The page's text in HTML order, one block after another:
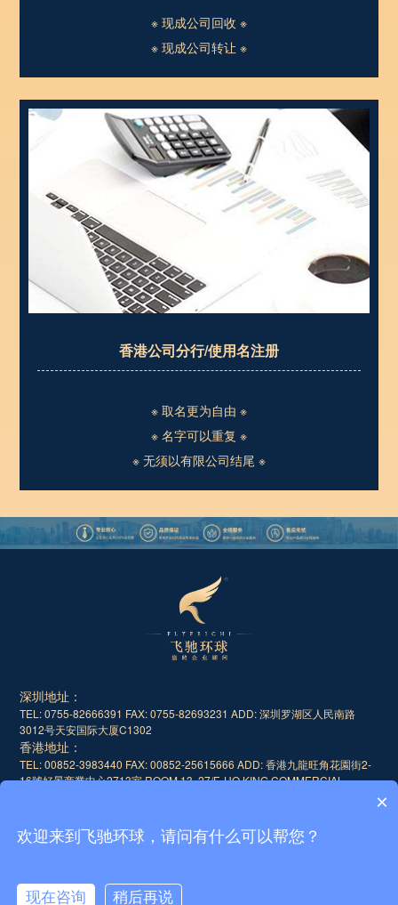
※ 现成公司回收 ※
※ 现成公司转让 ※
香港公司分行/使用名注册
※ 取名更为自由 ※
※ 名字可以重复 ※
※ 无须以有限公司结尾 ※
深圳地址：
TEL: 0755-82666391 FAX: 0755-82693231 ADD: 深圳罗湖区人民南路
3012号天安国际大厦C1302
香港地址：
TEL: 00852-3983440 FAX: 00852-25615666 ADD: 香港九龍旺角花園街2-
16號好景商業中心2713室 ROOM 13, 27/F, HO KING COMMERCIAL
×
欢迎来到飞驰环球，请问有什么可以帮您？
现在咨询 稍后再说